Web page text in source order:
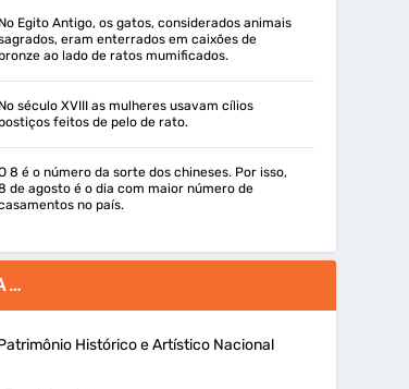
No Egito Antigo, os gatos, considerados animais
eram enterrados em caixões de
bronze ao lado de ratos mumificados.
No século XVIII as mulheres usavam cílios
feitos de pelo de rato.
8 é o número da sorte dos chineses. Por isso,
de agosto é o dia com maior número de
no país.
Histórico e Artístico Nacional